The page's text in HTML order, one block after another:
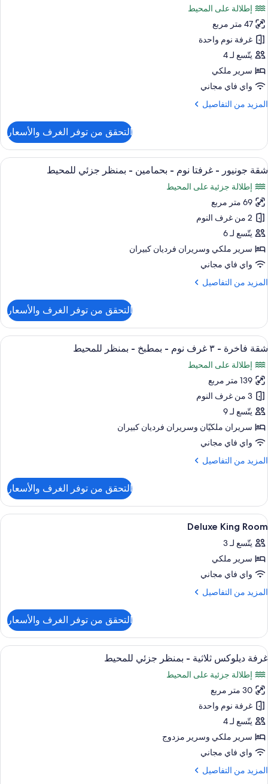
-
بشرفة
بمنظر
للمحيط
صور
جناح
فاخر
-
سرير
ملكي
بحوض
بمنظر
للمحيط
إطلالة على المحيط
47 متر مربع
غرفة نوم واحدة
يتّسع لـ 4
سرير ملكي
واي فاي مجاني
المزيد من التفاصيل
المزيد
جناح
فاخر
-
ملكي
بحوض
استحمام
بمنظر
للمحيط
التحقق من توفر الغرف والأسعار
استعراض
جميع
صور
شقة
جونيور
-
غرفتا
نوم
بحمامين
جزئي
للمحيط
أغطية فراش متميزة وأسرّة بإسفنج
6
شقة جونيور - غرفتا نوم - بحمامين - بمنظر جزئي للمحيط
إطلالة جزئية على المحيط
69 متر مربع
2 من غرف النوم
يتّسع لـ 6
سرير ملكي‫‬ وسريران فرديان كبيران
واي فاي مجاني
المزيد من التفاصيل
المزيد
شقة
جونيور
-
نوم
بحمامين
بمنظر
جزئي
للمحيط
التحقق من توفر الغرف والأسعار
استعراض
جميع
صور
شقة
فاخرة
-
٣
غرف
-
بمنظر
للمحيط
11
شقة فاخرة - ٣ غرف نوم - بمطبخ - بمنظر للمحيط
إطلالة على المحيط
139 متر مربع
3 من غرف النوم
يتّسع لـ 9
سريران ملكيّان‫‬ وسريران فرديان كبيران
واي فاي مجاني
المزيد من التفاصيل
المزيد
شقة
فاخرة
-
غرف
نوم
بمطبخ
-
بمنظر
التحقق من توفر الغرف والأسعار
استعراض
جميع
صور
Deluxe
King
Room
أغطية فراش متميزة وأسرّة بإسفنج
5
Deluxe King Room
يتّسع لـ 3
سرير ملكي
واي فاي مجاني
المزيد من التفاصيل
المزيد
Deluxe
King
Room
التحقق من توفر الغرف والأسعار
استعراض
جميع
صور
غرفة
ديلوكس
ثلاثية
-
بمنظر
جزئي
للمحيط
5
غرفة ديلوكس ثلاثية - بمنظر جزئي للمحيط
إطلالة جزئية على المحيط
30 متر مربع
غرفة نوم واحدة
يتّسع لـ 4
سرير ملكي‫‬ وسرير مزدوج
واي فاي مجاني
المزيد من التفاصيل
المزيد